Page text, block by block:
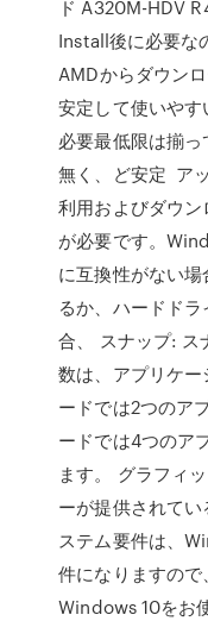
ド A320M-HDV
Install後に必要な
AMDからダウン
安定して使いや
必要最低限は揃
無く、ど安定 ア
利用およびダウ
が必要です。
に互換性がない
るか、ハードド
合、 スナップ: ス
数は、アプリケ
ードでは2つのア
ードでは4つのア
ます。 グラフィ
ーが提供されて
ステム要件は、
件になりますの
Windows 10をお